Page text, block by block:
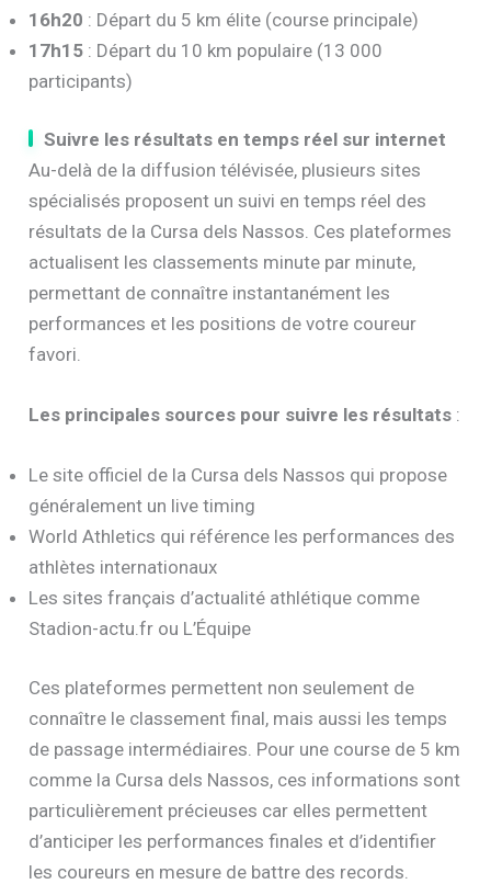
16h20 : Départ du 5 km élite (course principale)
17h15 : Départ du 10 km populaire (13 000
participants)
Suivre les résultats en temps réel sur internet
Au-delà de la diffusion télévisée, plusieurs sites
spécialisés proposent un suivi en temps réel des
résultats de la Cursa dels Nassos. Ces plateformes
actualisent les classements minute par minute,
permettant de connaître instantanément les
performances et les positions de votre coureur
favori.
Les principales sources pour suivre les résultats :
Le site officiel de la Cursa dels Nassos qui propose
généralement un live timing
World Athletics qui référence les performances des
athlètes internationaux
Les sites français d’actualité athlétique comme
Stadion-actu.fr ou L’Équipe
Ces plateformes permettent non seulement de
connaître le classement final, mais aussi les temps
de passage intermédiaires. Pour une course de 5 km
comme la Cursa dels Nassos, ces informations sont
particulièrement précieuses car elles permettent
d’anticiper les performances finales et d’identifier
les coureurs en mesure de battre des records.